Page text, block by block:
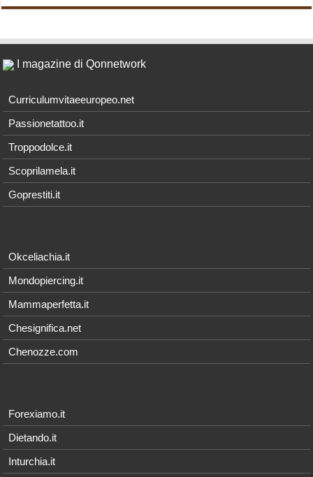
I magazine di Qonnetwork
Curriculumvitaeeuropeo.net
Passionetattoo.it
Troppodolce.it
Scoprilamela.it
Goprestiti.it
Okceliachia.it
Mondopiercing.it
Mammaperfetta.it
Chesignifica.net
Chenozze.com
Forexiamo.it
Dietando.it
Inturchia.it